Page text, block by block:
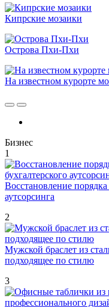
Кипрские мозаики
Острова Пхи-Пхи
На известном курорте
Бизнес
1
Восстановление
аутсорсинга
2
Мужской браслет из
подходящее по стилю
3